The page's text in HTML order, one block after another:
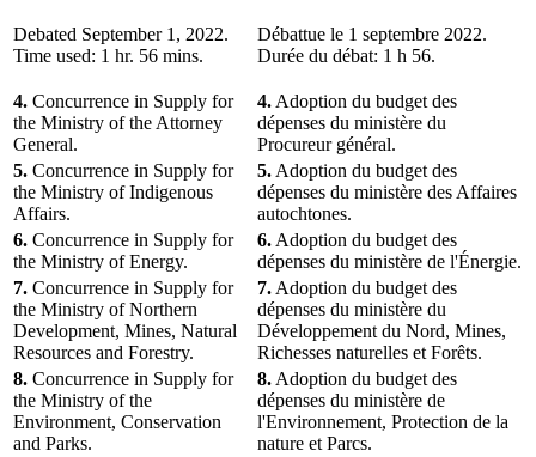
Debated September 1, 2022.
Time used: 1 hr. 56 mins.
Débattue le 1 septembre 2022.
Durée du débat: 1 h 56.
4. Concurrence in Supply for
the Ministry of the Attorney
General.
4. Adoption du budget des
dépenses du ministère du
Procureur général.
5. Concurrence in Supply for
the Ministry of Indigenous
Affairs.
5. Adoption du budget des
dépenses du ministère des Affaires
autochtones.
6. Concurrence in Supply for
the Ministry of Energy.
6. Adoption du budget des
dépenses du ministère de l'Énergie.
7. Concurrence in Supply for
the Ministry of Northern
Development, Mines, Natural
Resources and Forestry.
7. Adoption du budget des
dépenses du ministère du
Développement du Nord, Mines,
Richesses naturelles et Forêts.
8. Concurrence in Supply for
the Ministry of the
Environment, Conservation
and Parks.
8. Adoption du budget des
dépenses du ministère de
l'Environnement, Protection de la
nature et Parcs.